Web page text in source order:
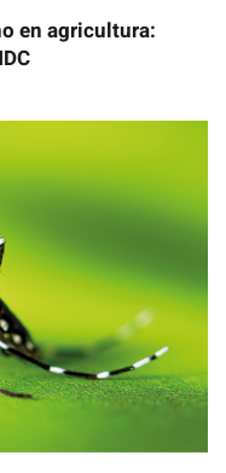
en agricultura: